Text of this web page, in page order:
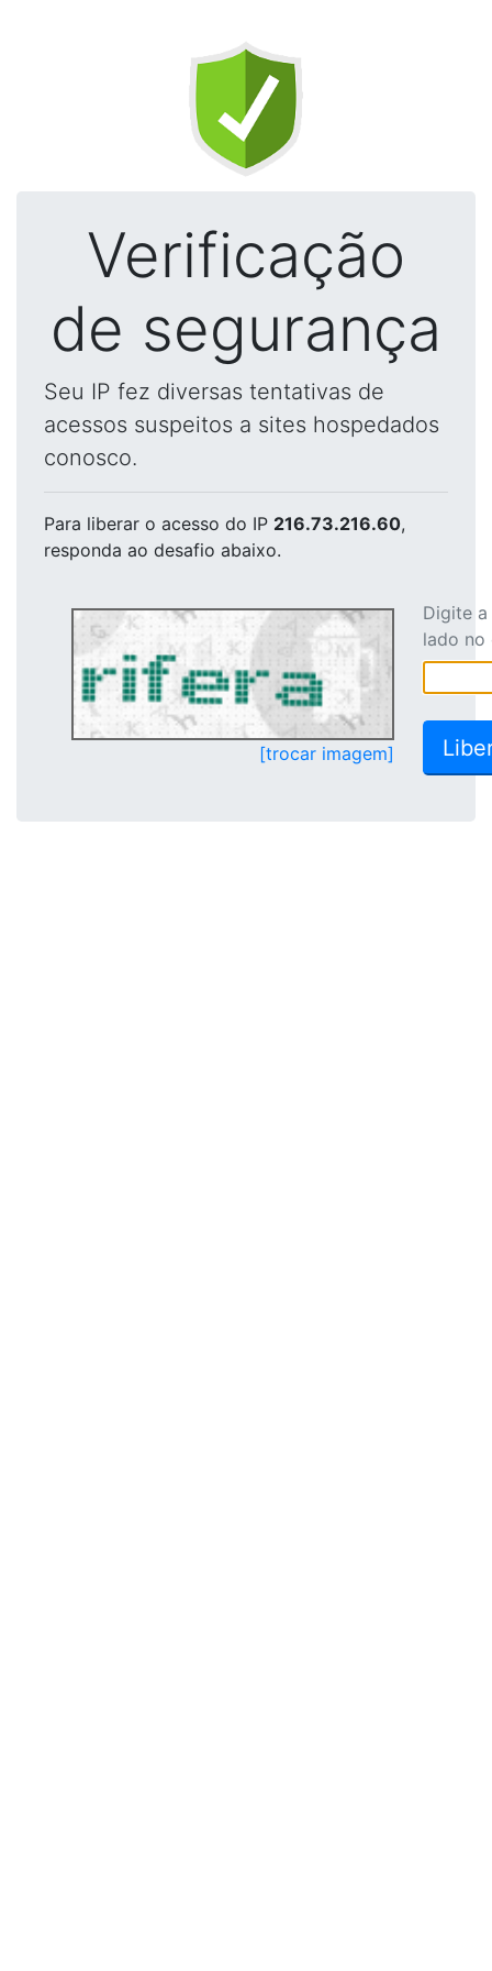
Verificação
de segurança
Seu IP fez diversas tentativas de
acessos suspeitos a sites hospedados
conosco.
Para liberar o acesso do IP 216.73.216.60,
responda ao desafio abaixo.
[trocar imagem]
Digite
lado no